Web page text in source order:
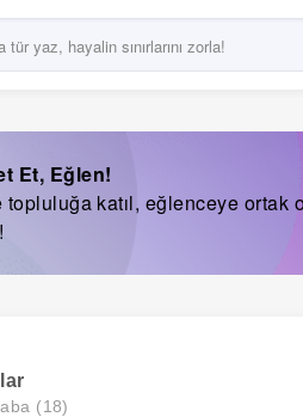
Et, Eğlen!
katıl, eğlenceye ortak
(18)